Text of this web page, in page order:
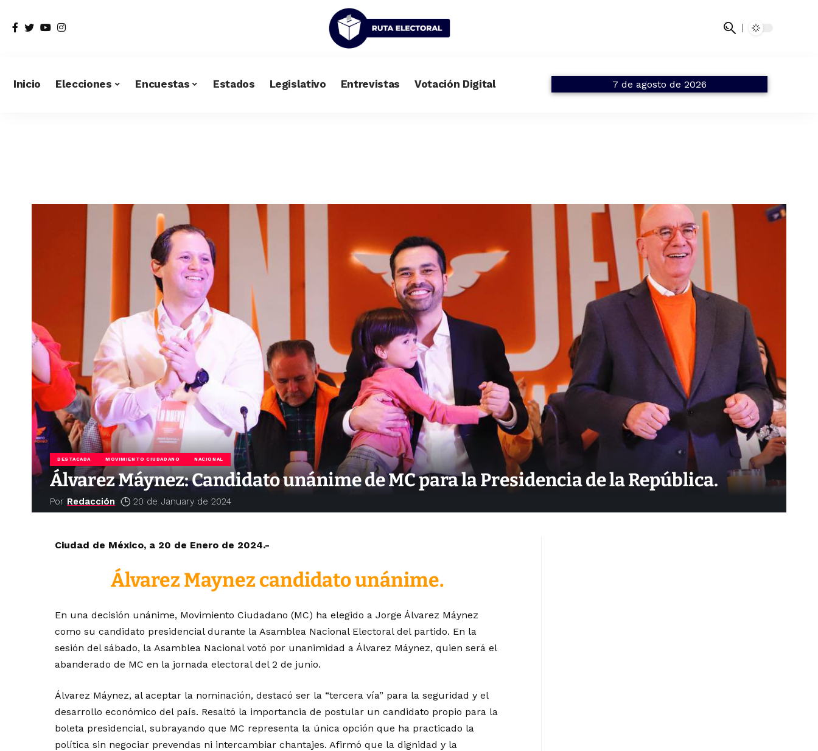
Inicio Elecciones Encuestas Estados Legislativo Entrevistas Votación Digital 7 de agosto de 2026
DESTACADA MOVIMIENTO CIUDADANO NACIONAL
Álvarez Máynez: Candidato unánime de MC para la Presidencia de la República.
Por Redacción 20 de January de 2024
Ciudad de México, a 20 de Enero de 2024.-
Álvarez Maynez candidato unánime.
En una decisión unánime, Movimiento Ciudadano (MC) ha elegido a Jorge Álvarez Máynez
como su candidato presidencial durante la Asamblea Nacional Electoral del partido. En la
sesión del sábado, la Asamblea Nacional votó por unanimidad a Álvarez Máynez, quien será el
abanderado de MC en la jornada electoral del 2 de junio.
Álvarez Máynez, al aceptar la nominación, destacó ser la “tercera vía” para la seguridad y el
desarrollo económico del país. Resaltó la importancia de postular un candidato propio para la
boleta presidencial, subrayando que MC representa la única opción que ha practicado la
política sin negociar prevendas ni intercambiar chantajes. Afirmó que la dignidad y la